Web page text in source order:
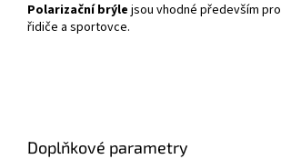
Polarizační brýle jsou vhodné především pro
řidiče a sportovce.
Doplňkové parametry